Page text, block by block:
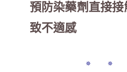
預防染藥劑直接
致不適感
✵ ✵